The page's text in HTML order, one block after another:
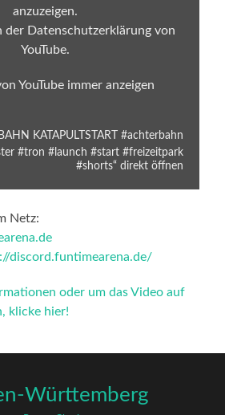
anzuzeigen.
der Datenschutzerklärung von
YouTube.
YouTube immer anzeigen
KATAPULTSTART #achterbahn
#tron #launch #start #freizeitpark
#shorts“ direkt öffnen
Netz:
discord.funtimearena.de/
oder um das Video auf
klicke hier!
Württemberg